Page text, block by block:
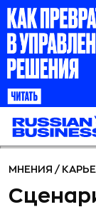
МНЕНИЯ /